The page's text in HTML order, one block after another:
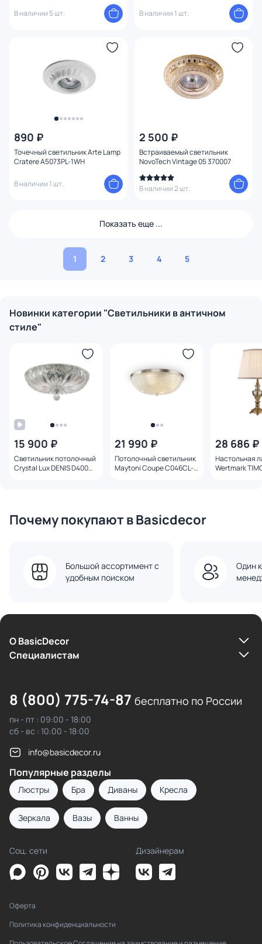
В наличии 5 шт.
В наличии 1 шт.
890 ₽
Точечный светильник Arte Lamp
Cratere A5073PL-1WH
В наличии 1 шт.
2 500 ₽
Встраиваемый светильник
NovoTech Vintage 05 370007
В наличии 2 шт.
Показать еще ...
1 2 3 4 5
Новинки категории "Светильники в античном
стиле"
15 900 ₽
Светильник потолочный
Crystal Lux DENIS D400
21 990 ₽
Потолочный светильник
Maytoni Coupe C046CL-
28 686 ₽
Настольная
Wertmark
Почему покупают в Basicdecor
Большой ассортимент с
удобным поиском
Один
О BasicDecor
Cпециалистам
8 (800) 775-74-87 бесплатно по России
пн - пт : 09:00 - 18:00
сб - вс : 10:00 - 18:00
info@basicdecor.ru
Популярные разделы
Люстры Бра Диваны Кресла
Зеркала Вазы Ванны
Соц. сети Дизайнерам
Оферта
Политика конфиденциальности